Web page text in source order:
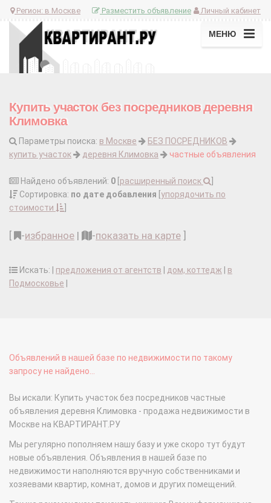
Регион: в Москве Личный кабинет
Разместить объявление
МЕНЮ
Купить участок без посредников деревня
Климовка
Параметры поиска: в Москве
БЕЗ ПОСРЕДНИКОВ
купить участок
деревня Климовка частные объявления
Найдено объявлений: 0 расширенный поиск
Сортировка: по дате добавления упорядочить по
стоимости
-избранное | -показать на карте
Искать: | предложения от агентств дом, коттедж
в
Подмосковье
Объявлений в нашей базе по недвижимости по такому
запросу не найдено...
Вы искали: Купить участок без посредников частные
объявления деревня Климовка - продажа недвижимости в
Москве на КВАРТИРАНТ.РУ
Мы регулярно пополняем нашу базу и уже скоро тут будут
новые объявления. Объявления в нашей базе по
недвижимости наполняются вручную собственниками и
хозяевами квартир, комнат, домов и других помещений.